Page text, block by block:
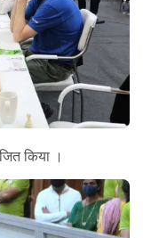
किया ।